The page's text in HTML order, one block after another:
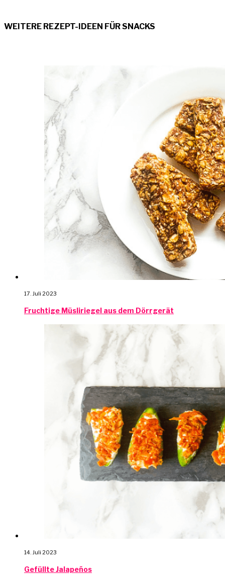
WEITERE REZEPT-IDEEN FÜR SNACKS
17. Juli 2023
Fruchtige Müsliriegel aus dem Dörrgerät
14. Juli 2023
Gefüllte Jalapeños